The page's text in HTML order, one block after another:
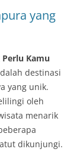
yang
Kamu
destinasi
yang unik.
oleh
menarik
dikunjungi.